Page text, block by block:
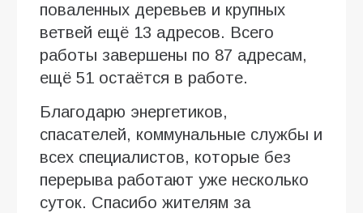
поваленных деревьев и крупных
ветвей ещё 13 адресов. Всего
работы завершены по 87 адресам,
ещё 51 остаётся в работе.
Благодарю энергетиков,
спасателей, коммунальные службы и
всех специалистов, которые без
перерыва работают уже несколько
суток. Спасибо жителям за